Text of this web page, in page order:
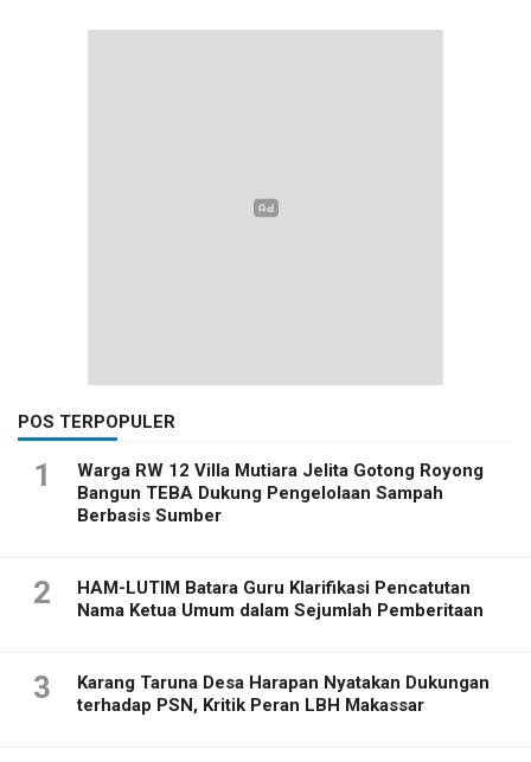
POS TERPOPULER
1
Warga RW 12 Villa Mutiara Jelita Gotong Royong
Bangun TEBA Dukung Pengelolaan Sampah
Berbasis Sumber
2
HAM-LUTIM Batara Guru Klarifikasi Pencatutan
Nama Ketua Umum dalam Sejumlah Pemberitaan
3
Karang Taruna Desa Harapan Nyatakan Dukungan
terhadap PSN, Kritik Peran LBH Makassar